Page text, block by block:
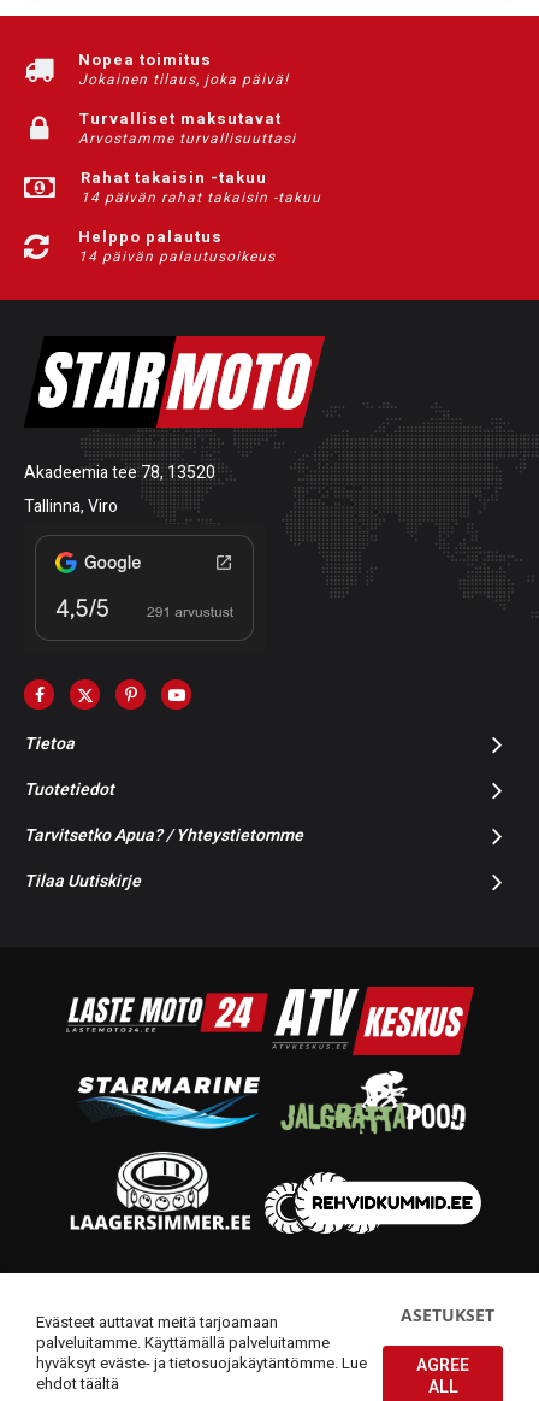
Nopea toimitus
Jokainen tilaus, joka päivä!
Turvalliset maksutavat
Arvostamme turvallisuuttasi
Rahat takaisin -takuu
14 päivän rahat takaisin -takuu
Helppo palautus
14 päivän palautusoikeus
Akadeemia tee 78, 13520
Tallinna, Viro
Tietoa
Tuotetiedot
Tarvitsetko Apua? / Yhteystietomme
Tilaa Uutiskirje
Evästeet auttavat meitä tarjoamaan
palveluitamme. Käyttämällä palveluitamme
hyväksyt eväste- ja tietosuojakäytäntömme.Lue
ehdot täältä
ASETUKSET
AGREE
ALL